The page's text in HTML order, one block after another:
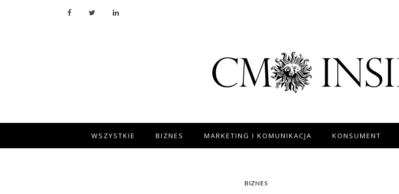
WSZYSTKIE BIZNES MARKETING I KOMUNIKACJA KONSUMENT
BIZNES